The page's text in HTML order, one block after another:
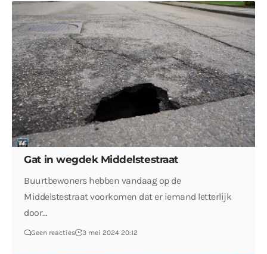
Gat in wegdek Middelstestraat
Buurtbewoners hebben vandaag op de
Middelstestraat voorkomen dat er iemand letterlijk
door…
Geen reacties 3 mei 2024 20:12